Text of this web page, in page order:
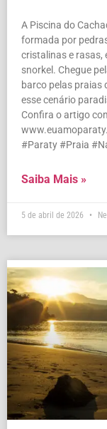
A Piscina do
formada por
cristalinas e rasas,
snorkel. Chegue
barco pelas praias
esse cenário
Confira o artigo
#Paraty #Praia
Saiba Mais »
5 de abril de 2026